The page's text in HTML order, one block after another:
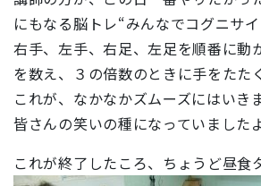
にもなる脳トレ“みんなでコグニサイ
右手、左手、右足、左足を順番に動
を数え、３の倍数のときに手をたた
これが、なかなかズムーズにはいき
皆さんの笑いの種になっていまし
これが終了したころ、ちょうど昼食